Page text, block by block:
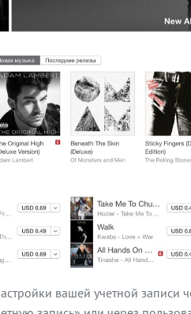
вашей учетной записи